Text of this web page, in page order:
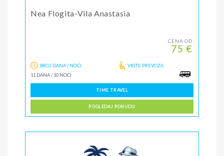
Nea Flogita-Vila Anastasia
CENA OD
75 €
BROJ DANA / NOĆI
11 DANA/10 NOĆI
VRSTE PREVOZA
TIME TRAVEL
POGLEDAJ PONUDU